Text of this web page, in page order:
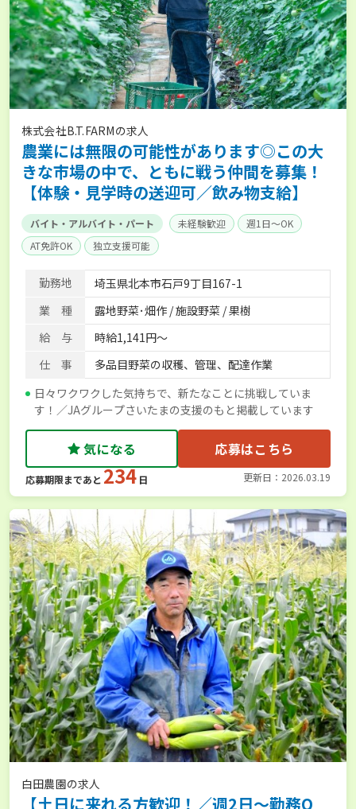
株式会社B.T.FARMの求人
農業には無限の可能性があります◎この大
きな市場の中で、ともに戦う仲間を募集！
【体験・見学時の送迎可／飲み物支給】
バイト・アルバイト・パート 未経験歓迎
週1日～OK
AT免許OK
独立支援可能
勤務地
埼玉県北本市石戸9丁目167-1
業 種
露地野菜･畑作 / 施設野菜 / 果樹
給 与
時給1,141円～
仕 事
多品目野菜の収穫、管理、配達作業
日々ワクワクした気持ちで、新たなことに挑戦していま
す！／JAグループさいたまの支援のもと掲載しています
気になる 応募はこちら
応募期限まであと 234 日 更新日：2026.03.19
白田農園の求人
【土日に来れる方歓迎！／週2日～勤務O